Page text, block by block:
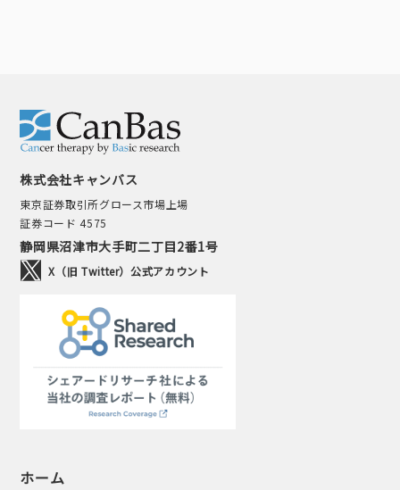
株式会社キャンバス
東京証券取引所グロース市場上場
証券コード 4575
静岡県沼津市大手町二丁目2番1号
X（旧 Twitter）公式アカウント
ホーム